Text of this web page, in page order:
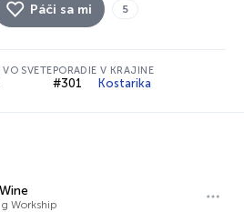
Páči sa mi 5
VO SVETEPORADIE V KRAJINE
#301 Kostarika
Workship